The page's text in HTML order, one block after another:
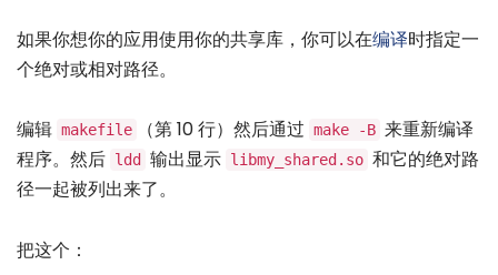
如果你想你的应用使用你的共享库，你可以在编译时指定一
个绝对或相对路径。
编辑 makefile （第 10 行）然后通过 make -B 来重新编译
程序。然后 ldd 输出显示 libmy_shared.so 和它的绝对路
径一起被列出来了。
把这个：